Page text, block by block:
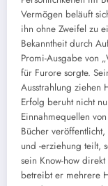
Vermögen beläuft
ihn ohne Zweifel zu
Bekanntheit durch
Promi-Ausgabe von
für Furore sorgte.
Ausstrahlung ziehen
Erfolg beruht nicht
Einnahmequellen
Bücher
und -erziehung teilt,
sein Know-how
betreibt er mehrere